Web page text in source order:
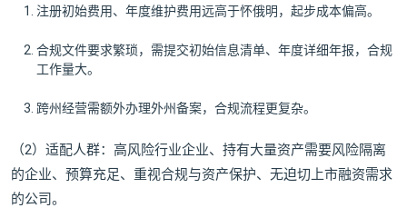
注册初始费用、年度维护费用远高于怀俄明，起步成本偏高。
合规文件要求繁琐，需提交初始信息清单、年度详细年报，合规
工作量大。
跨州经营需额外办理外州备案，合规流程更复杂。
（2）适配人群：高风险行业企业、持有大量资产需要风险隔离
的企业、预算充足、重视合规与资产保护、无迫切上市融资需求
的公司。